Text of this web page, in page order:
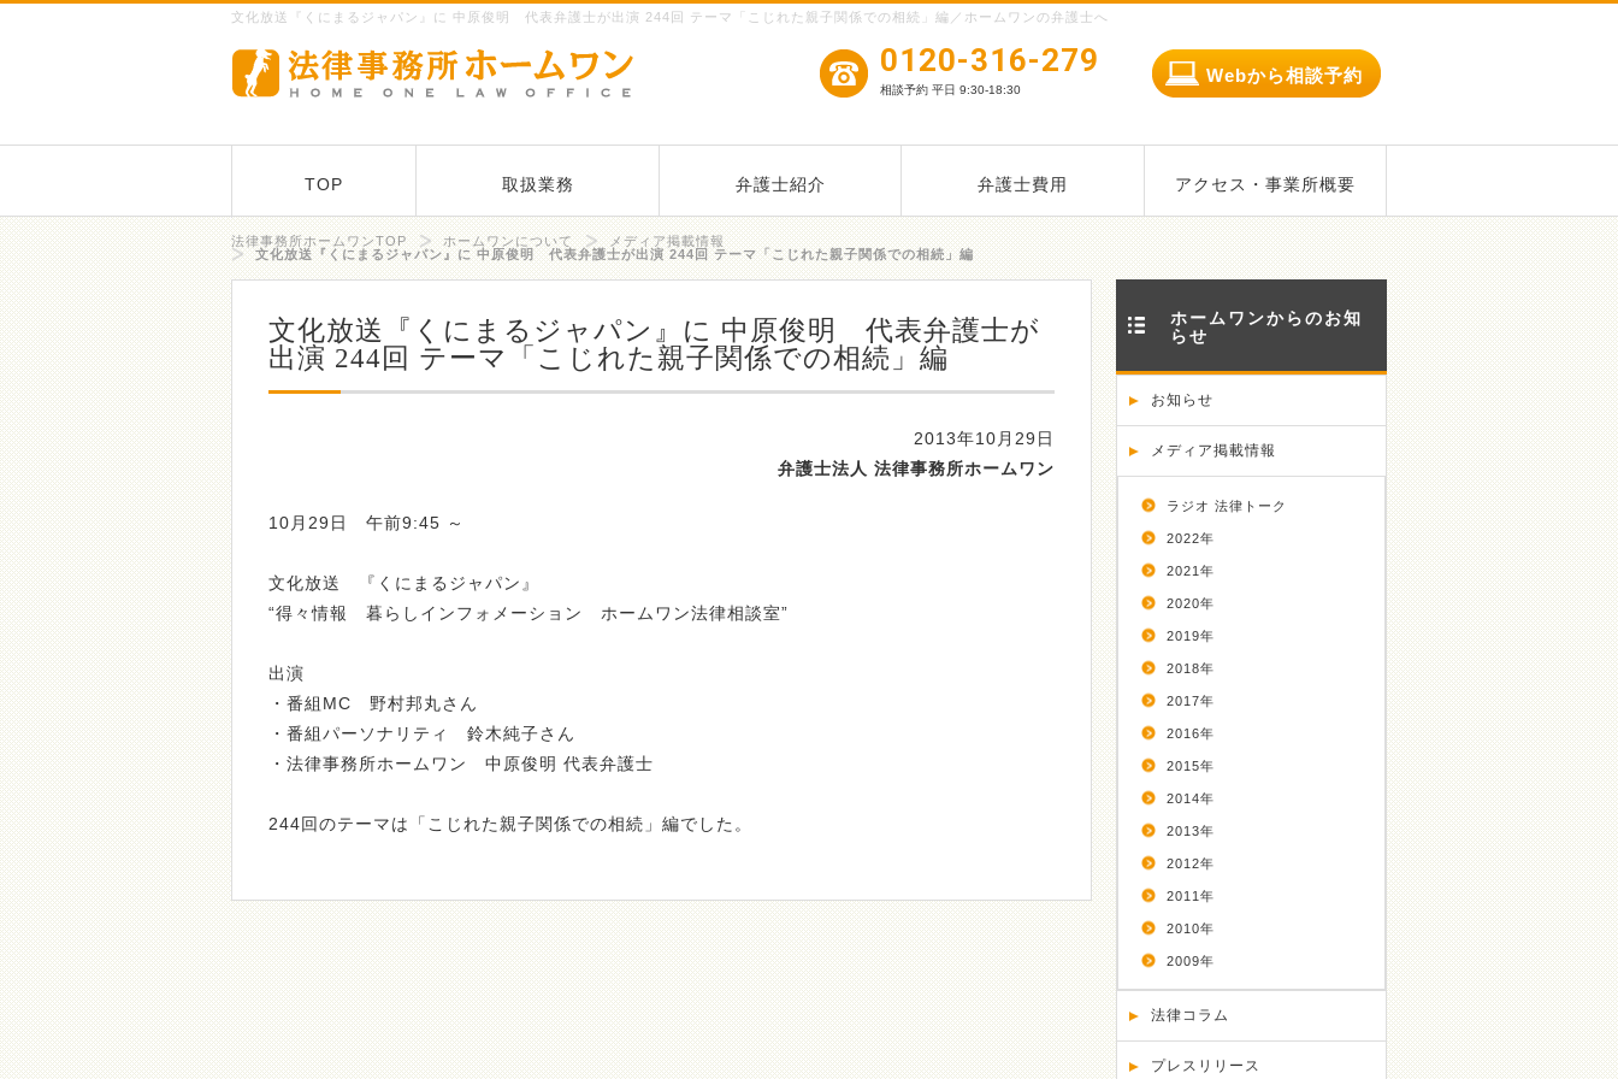
文化放送『くにまるジャパン』に 中原俊明 代表弁護士が出演 244回 テーマ「こじれた親子関係での相続」編／ホームワンの弁護士へ
0120-316-279
相談予約 平日 9:30-18:30
Webから相談予約
TOP 取扱業務 弁護士紹介 弁護士費用 アクセス・事業所概要
法律事務所ホームワンTOP ホームワンについて
メディア掲載情報
文化放送『くにまるジャパン』に 中原俊明 代表弁護士が出演 244回 テーマ「こじれた親子関係での相続」編
文化放送『くにまるジャパン』に 中原俊明 代表弁護士が
出演 244回 テーマ「こじれた親子関係での相続」編
2013年10月29日
弁護士法人 法律事務所ホームワン
10月29日 午前9:45 ～
文化放送 『くにまるジャパン』
“得々情報 暮らしインフォメーション ホームワン法律相談室”
出演
・番組MC 野村邦丸さん
・番組パーソナリティ 鈴木純子さん
・法律事務所ホームワン 中原俊明 代表弁護士
244回のテーマは「こじれた親子関係での相続」編でした。
ホームワンからのお知
らせ
お知らせ
メディア掲載情報
ラジオ 法律トーク
2022年
2021年
2020年
2019年
2018年
2017年
2016年
2015年
2014年
2013年
2012年
2011年
2010年
2009年
法律コラム
プレスリリース